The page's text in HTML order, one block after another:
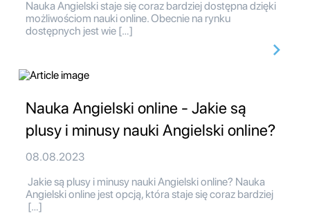
Nauka Angielski staje się coraz bardziej dostępna dzięki
możliwościom nauki online. Obecnie na rynku
dostępnych jest wie […]
Nauka Angielski online - Jakie są
plusy i minusy nauki Angielski online?
08.08.2023
Jakie są plusy i minusy nauki Angielski online? Nauka
Angielski online jest opcją, która staje się coraz bardziej
[…]